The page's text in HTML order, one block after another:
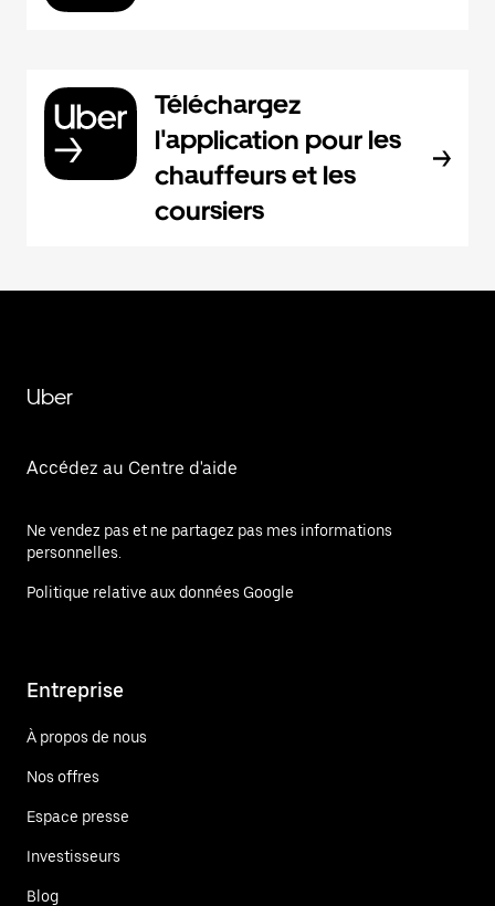
Téléchargez
l'application pour les
chauffeurs et les
coursiers
Uber
Accédez au Centre d'aide
Ne vendez pas et ne partagez pas mes informations
personnelles.
Politique relative aux données Google
Entreprise
À propos de nous
Nos offres
Espace presse
Investisseurs
Blog